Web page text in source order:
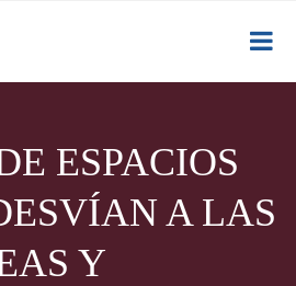
ESPACIOS
A LAS
Y